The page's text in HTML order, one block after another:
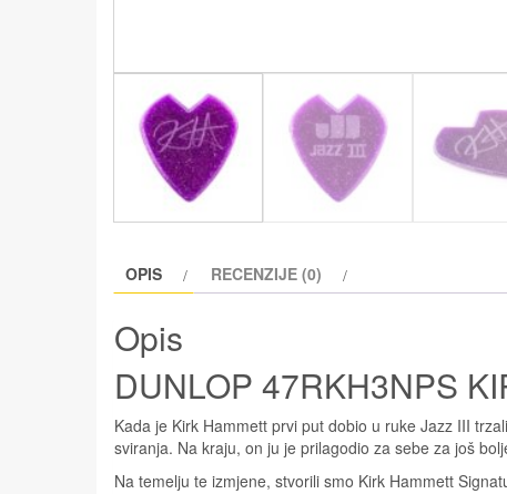
OPIS RECENZIJE (0)
Opis
DUNLOP 47RKH3NPS
Kada je Kirk Hammett prvi put dobio u ruke Jazz III
sviranja. Na kraju, on ju je prilagodio za sebe za još
Na temelju te izmjene, stvorili smo Kirk Hammett